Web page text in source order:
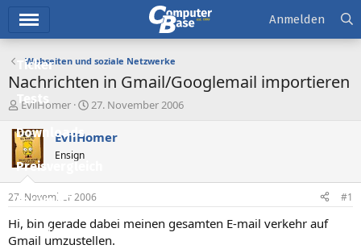
Ticker
Tests
Downloads
Preisvergleich
Forum
Aktuelles
Anmelden
Webseiten und soziale Netzwerke
Nachrichten in Gmail/Googlemail importieren
E
s
t
e
e
EvilHomer
E
s
l
t
a
m
27. November 2006
EvilHomer
Ensign
27. November 2006 #1
Hi, bin gerade dabei meinen gesamten E-mail verkehr auf
Gmail umzustellen.